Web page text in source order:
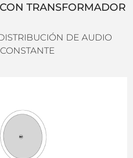
TRANSFORMADOR
DE AUDIO